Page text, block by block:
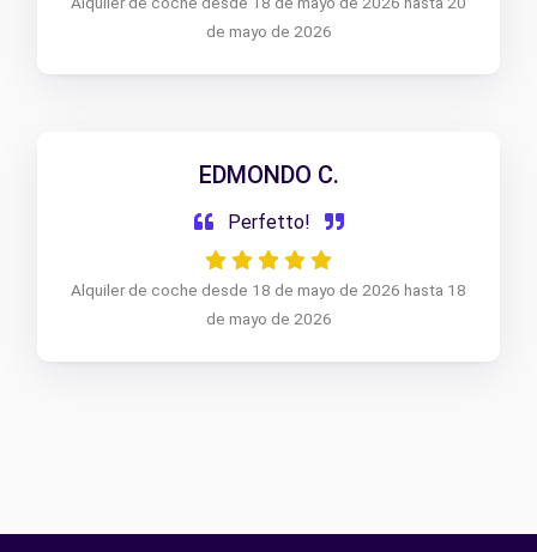
de mayo de 2026
EDMONDO C.
Perfetto!
Alquiler de coche desde 18 de mayo de 2026 hasta 18
de mayo de 2026